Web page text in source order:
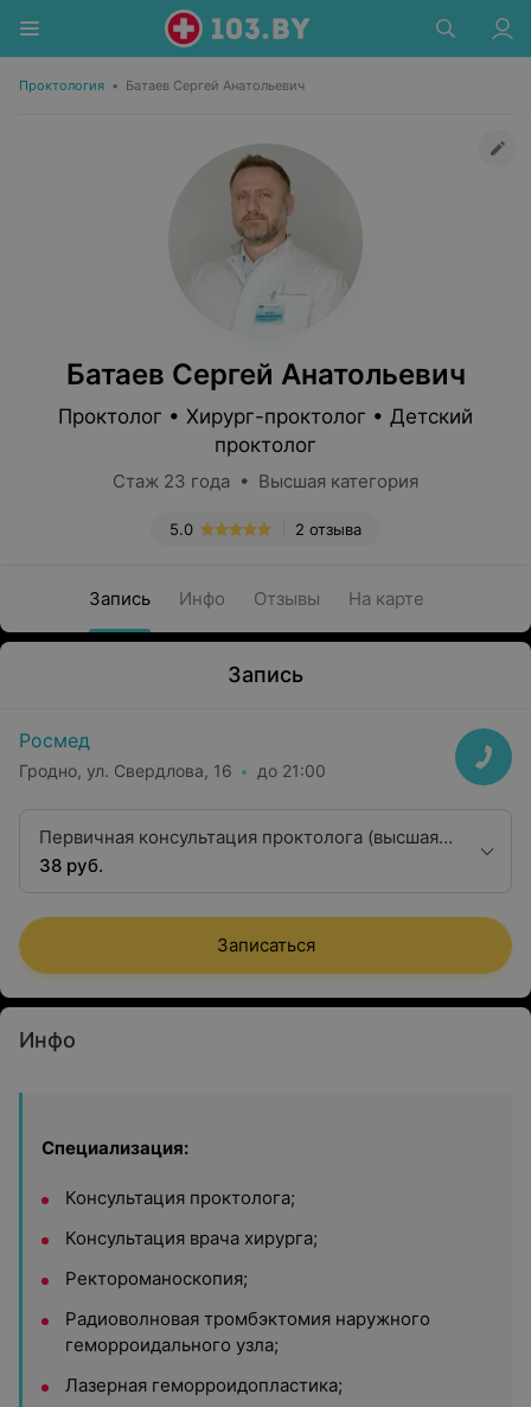
Проктология • Батаев Сергей Анатольевич
Батаев Сергей Анатольевич
Проктолог • Хирург-проктолог • Детский
проктолог
Стаж 23 года • Высшая категория
2 отзыва
5.0
Запись Инфо Отзывы На карте
Запись
Росмед
Гродно, ул. Свердлова, 16 до 21:00
Первичная консультация проктолога (высшая
квалификационная категория)
38 руб.
Записаться
Инфо
Специализация:
Консультация проктолога;
Консультация врача хирурга;
Ректороманоскопия;
Радиоволновая тромбэктомия наружного
геморроидального узла;
Лазерная геморроидопластика;